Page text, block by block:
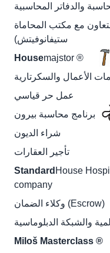
والدفاتر المحاسبية
مع مكتب المحاماة
ستيفانوفيتش)
Housemajstor ®
الأعمال والسكرتارية
عمل حر قياسي
برنامج محاسبة بيرون
شراء الديون
تأجير العقارات
Standard House
company
وكلاء الضمان (Escrow)
والشبكة الدبلوماسية
Miloš Masterclass ®